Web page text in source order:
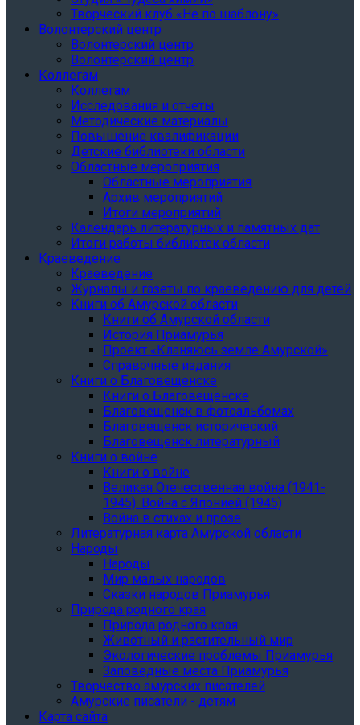
Творческий клуб «Не по шаблону»
Волонтерский центр
Волонтерский центр
Волонтерский центр
Коллегам
Коллегам
Исследования и отчеты
Методические материалы
Повышение квалификации
Детские библиотеки области
Областные мероприятия
Областные мероприятия
Архив мероприятий
Итоги мероприятий
Календарь литературных и памятных дат
Итоги работы библиотек области
Краеведение
Краеведение
Журналы и газеты по краеведению для детей
Книги об Амурской области
Книги об Амурской области
История Приамурья
Проект «Кланяюсь земле Амурской»
Справочные издания
Книги о Благовещенске
Книги о Благовещенске
Благовещенск в фотоальбомах
Благовещенск исторический
Благовещенск литературный
Книги о войне
Книги о войне
Великая Отечественная война (1941-
1945). Война с Японией (1945)
Война в стихах и прозе
Литературная карта Амурской области
Народы
Народы
Мир малых народов
Сказки народов Приамурья
Природа родного края
Природа родного края
Животный и растительный мир
Экологические проблемы Приамурья
Заповедные места Приамурья
Творчество амурских писателей
Амурские писатели - детям
Карта сайта